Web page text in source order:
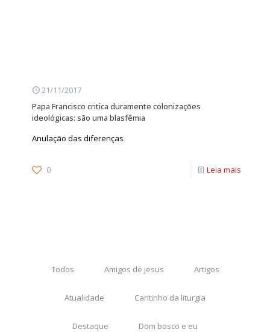
21/11/2017
Papa Francisco critica duramente colonizações
ideológicas: são uma blasfêmia
Anulação das diferenças
0 Leia mais
Todos Amigos de jesus Artigos
Atualidade Cantinho da liturgia
Destaque Dom bosco e eu